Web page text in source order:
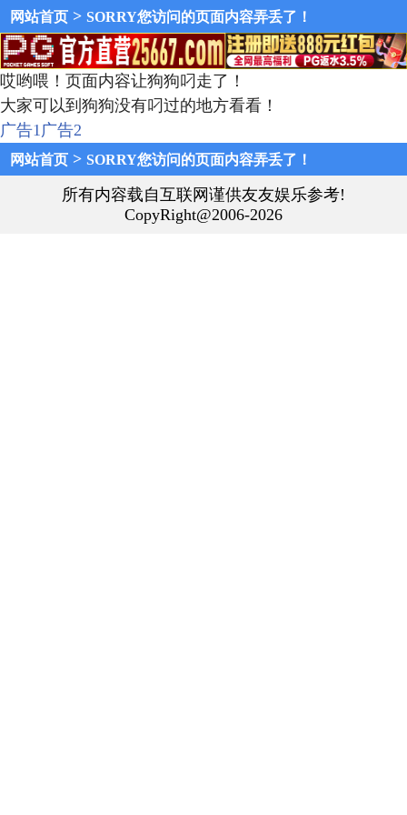
网站首页 > SORRY您访问的页面内容弄丢了！
哎哟喂！页面内容让狗狗叼走了！
大家可以到狗狗没有叼过的地方看看！
广告1广告2
网站首页 > SORRY您访问的页面内容弄丢了！
所有内容载自互联网谨供友友娱乐参考!
CopyRight@2006-2026